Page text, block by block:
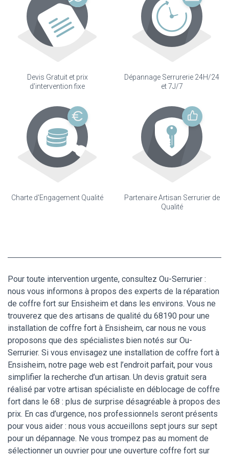
Devis Gratuit et prix
d'intervention fixe
Dépannage Serrurerie 24H/24
et 7J/7
Charte d'Engagement Qualité
Partenaire Artisan Serrurier de
Qualité
Pour toute intervention urgente, consultez Ou-Serrurier :
nous vous informons à propos des experts de la réparation
de coffre fort sur Ensisheim et dans les environs. Vous ne
trouverez que des artisans de qualité du 68190 pour une
installation de coffre fort à Ensisheim, car nous ne vous
proposons que des spécialistes bien notés sur Ou-
Serrurier. Si vous envisagez une installation de coffre fort à
Ensisheim, notre page web est l’endroit parfait, pour vous
simplifier la recherche d’un artisan. Un devis gratuit sera
réalisé par votre artisan spécialiste en déblocage de coffre
fort dans le 68 : plus de surprise désagréable à propos des
prix. En cas d’urgence, nos professionnels seront présents
pour vous aider : nous vous accueillons sept jours sur sept
pour un dépannage. Ne vous trompez pas au moment de
sélectionner un ouvrier pour une ouverture coffre fort sur